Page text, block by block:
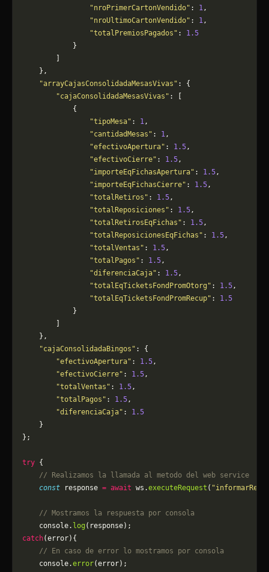
                "nroPrimerCartonVendido"
: 1,
                "nroUltimoCartonVendido"
: 1,
                "totalPremiosPagados"
: 1.5
            }
    },
    "arrayCajasConsolidadaMesasVivas"
: {
        "cajaConsolidadaMesasVivas"
: [
            {
                "tipoMesa"
: 1,
                "cantidadMesas"
: 1,
                "efectivoApertura"
: 1.5,
                "efectivoCierre"
: 1.5,
                "importeEqFichasApertura"
: 1.5,
                "importeEqFichasCierre"
: 1.5,
                "totalRetiros"
: 1.5,
                "totalReposiciones"
: 1.5,
                "totalRetirosEqFichas"
: 1.5,
                "totalReposicionesEqFichas"
: 1.5,
                "totalVentas"
: 1.5,
                "totalPagos"
: 1.5,
                "diferenciaCaja"
: 1.5,
                "totalEqTicketsFondPromOtorg"
: 1.5,
                "totalEqTicketsFondPromRecup"
: 1.5
            }
    },
    "cajaConsolidadaBingos"
: {
        "efectivoApertura"
: 1.5,
        "efectivoCierre"
: 1.5,
        "totalVentas"
: 1.5,
        "totalPagos"
: 1.5,
        "diferenciaCaja"
: 1.5
    }
};
try {
    // Realizamos la llamada al metodo del web service
    const
response = await ws.executeRequest (
    // Mostramos la respuesta por consola
    console.
log (response);
catch(error){
    // En caso de error lo mostramos por consola
	console.
error(error);